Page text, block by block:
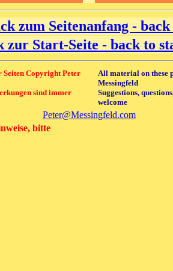
zum Seitenanfang -
zur Start-Seite - back to
Seiten Copyright Peter
sind immer
All material on these
Messingfeld
Suggestions,
welcome
Peter@Messingfeld.com
bitte